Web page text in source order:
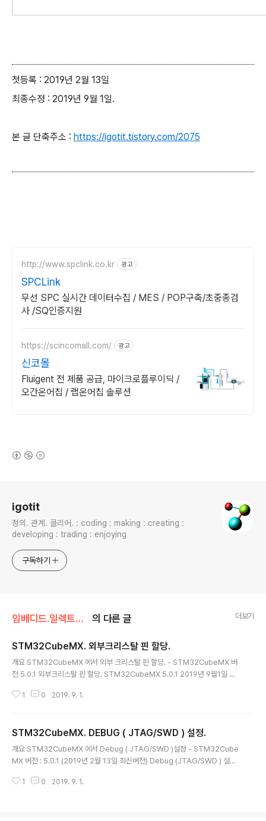
첫등록 : 2019년 2월 13일
최종수정 : 2019년 9월 1일.
본 글 단축주소 : https://igotit.tistory.com/2075
http://www.spclink.co.kr 광고
SPCLink
무선 SPC 실시간 데이터수집 / MES / POP구축/초중종검
사 /SQ인증지원
https://scincomall.com/ 광고
신코몰
Fluigent 전 제품 공급, 마이크로플루이딕 /
오간온어칩 / 랩온어칩 솔루션
igotit
정의. 관계. 클리어. : coding : making : creating :
developing : trading : enjoying
구독하기
임베디드.일렉트로닉스/STM32 의 다른 글 더보기
STM32CubeMX. 외부크리스탈 핀 할당.
개요 STM32CubeMX 에서 외부 크리스탈 핀 할당. - STM32CubeMX 버
전 5.0.1 외부크리스탈 핀 할당. STM32CubeMX 5.0.1 2019년 9월1일 추
주파수 24MHz 인 경우 핀 할당하고 Clock Configuration 에서 외부클럭
월 1일 본 글 단축주소 : https://igotit.tistory.com/2074
1 0 2019. 9. 1.
STM32CubeMX. DEBUG ( JTAG/SWD ) 설정.
개요 STM32CubeMX 에서 Debug ( JTAG/SWD )설정 - STM32Cube
MX 버전 : 5.0.1 (2019년 2월 13일 최신버전) Debug (JTAG/SWD ) 설정.
다. 통상 Trace Asynchronous Sw 를 선택하여 3핀이 할당되게한다. 201
1 0 2019. 9. 1.